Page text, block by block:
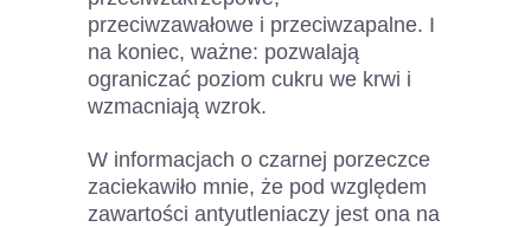
przeciwzawałowe i przeciwzapalne. I
na koniec, ważne: pozwalają
ograniczać poziom cukru we krwi i
wzmacniają wzrok.
W informacjach o czarnej porzeczce
zaciekawiło mnie, że pod względem
zawartości antyutleniaczy jest ona na